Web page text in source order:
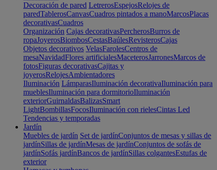
Decoración de pared LetrerosEspejosRelojes de
paredTablerosCanvasCuadros pintados a manoMarcosPlacas
decorativasCuadros
Organización Cajas decorativasPercherosBurros de
ropaJoyerosBiombosCestasBaúlesRevisterosCajas
Objetos decorativos VelasFarolesCentros de
mesaNavidadFlores artificialesMaceterosJarronesMarcos de
fotosFiguras decorativasCajitas y
joyerosRelojesAmbientadores
Iluminación LámparasIluminación decorativaIluminación para
mueblesIluminación para dormitorioIluminación
exteriorGuirnaldasBalizasSmart
LightBombillasFocosIluminación con rielesCintas Led
Tendencias y temporadas
Jardín
Muebles de jardín Set de jardínConjuntos de mesas y sillas de
jardínSillas de jardínMesas de jardínConjuntos de sofás de
jardínSofás jardínBancos de jardínSillas colgantesEstufas de
exterior